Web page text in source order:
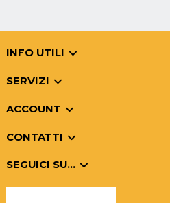
INFO UTILI
SERVIZI
ACCOUNT
CONTATTI
SEGUICI SU...